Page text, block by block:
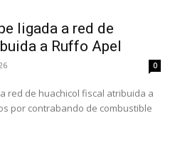
ligada a red de
a Ruffo Apel
0
red de huachicol fiscal atribuida a
por contrabando de combustible